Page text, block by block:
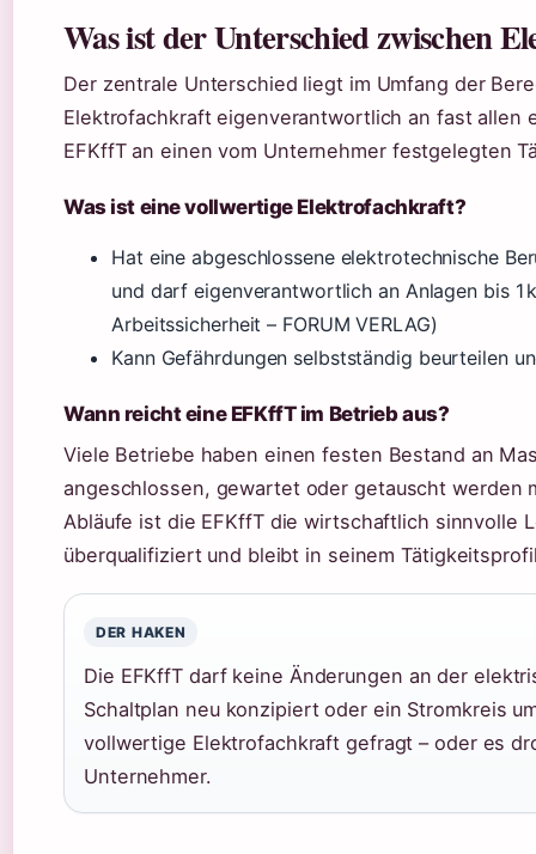
Was ist der Unterschied zwischen
Der zentrale Unterschied liegt im Umfang der
Elektrofachkraft eigenverantwortlich an fast allen
EFKffT an einen vom Unternehmer festgelegten
Was ist eine vollwertige Elektrofachkraft?
Hat eine abgeschlossene elektrotechnische
und darf eigenverantwortlich an Anlagen bis 1
Arbeitssicherheit – FORUM VERLAG)
Kann Gefährdungen selbstständig beurteilen
Wann reicht eine EFKffT im Betrieb aus?
Viele Betriebe haben einen festen Bestand an
angeschlossen, gewartet oder getauscht werden
Abläufe ist die EFKffT die wirtschaftlich sinnvolle
überqualifiziert und bleibt in seinem
DER HAKEN
Die EFKffT darf keine Änderungen an der
Schaltplan neu konzipiert oder ein Stromkreis
vollwertige Elektrofachkraft gefragt – oder es
Unternehmer.